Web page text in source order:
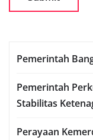
Pemerintah
Pemerintah
Stabilitas
Perayaan